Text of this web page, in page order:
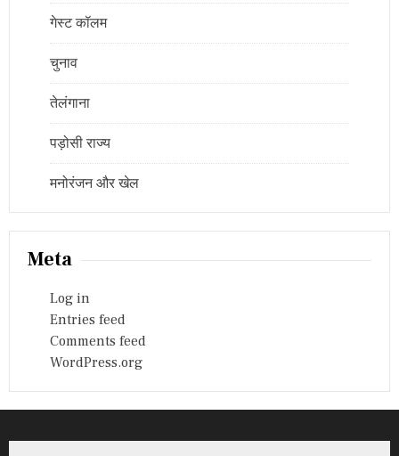
गेस्ट कॉलम
चुनाव
तेलंगाना
पड़ोसी राज्य
मनोरंजन और खेल
Meta
Log in
Entries feed
Comments feed
WordPress.org